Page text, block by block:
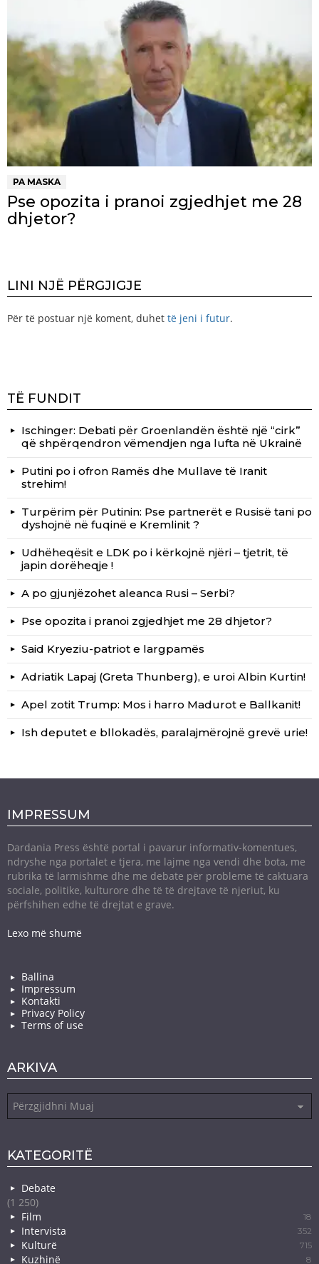
PA MASKA
Pse opozita i pranoi zgjedhjet me 28
dhjetor?
LINI NJË PËRGJIGJE
Për të postuar një koment, duhet të jeni i futur.
TË FUNDIT
Ischinger: Debati për Groenlandën është një “cirk”
që shpërqendron vëmendjen nga lufta në Ukrainë
Putini po i ofron Ramës dhe Mullave të Iranit
strehim!
Turpërim për Putinin: Pse partnerët e Rusisë tani po
dyshojnë në fuqinë e Kremlinit ?
Udhëheqësit e LDK po i kërkojnë njëri – tjetrit, të
japin dorëheqje !
A po gjunjëzohet aleanca Rusi – Serbi?
Pse opozita i pranoi zgjedhjet me 28 dhjetor?
Said Kryeziu-patriot e largpamës
Adriatik Lapaj (Greta Thunberg), e uroi Albin Kurtin!
Apel zotit Trump: Mos i harro Madurot e Ballkanit!
Ish deputet e bllokadës, paralajmërojnë grevë urie!
IMPRESSUM
Dardania Press është portal i pavarur informativ-komentues,
ndryshe nga portalet e tjera, me lajme nga vendi dhe bota, me
rubrika të larmishme dhe me debate për probleme të caktuara
sociale, politike, kulturore dhe të të drejtave të njeriut, ku
përfshihen edhe të drejtat e grave.
Lexo më shumë
Ballina
Impressum
Kontakti
Privacy Policy
Terms of use
ARKIVA
KATEGORITË
Debate
(1 250)
Film
18
Intervista 352
Kulturë 715
Kuzhinë 8